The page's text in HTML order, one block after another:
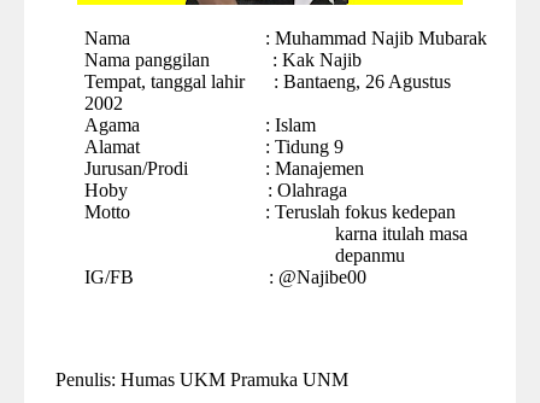
Nama :Muhammad Najib Mubarak
Nama panggilan
:Kak Najib
Tempat, tanggal lahir
: Bantaeng, 26 Agustus
2002
Agama
: Islam
Alamat
: Tidung 9
Jurusan/Prodi :Manajemen
Hoby
: Olahraga
Motto
:Teruslah fokus kedepan
karna itulah masa
depanmu
IG/FB
: @Najibe00
Penulis: Humas UKM Pramuka UNM